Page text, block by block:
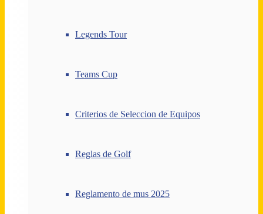
Legends Tour
Teams Cup
Criterios de Seleccion de Equipos
Reglas de Golf
Reglamento de mus 2025